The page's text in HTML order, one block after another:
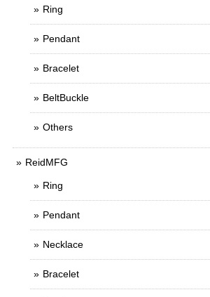
Ring
Pendant
Bracelet
BeltBuckle
Others
ReidMFG
Ring
Pendant
Necklace
Bracelet